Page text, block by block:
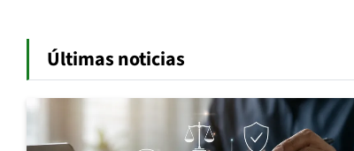
Últimas noticias